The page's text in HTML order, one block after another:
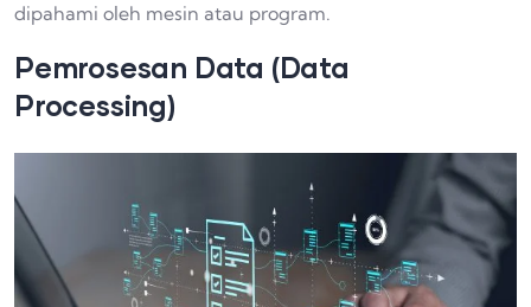
dipahami oleh mesin atau program.
Pemrosesan Data (Data
Processing)